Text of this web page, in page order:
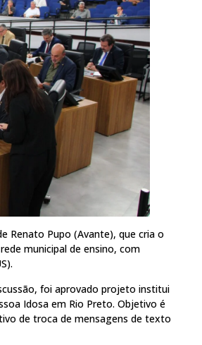
Renato Pupo (Avante), que cria o
municipal de ensino, com
foi aprovado projeto institui
Idosa em Rio Preto. Objetivo é
de troca de mensagens de texto